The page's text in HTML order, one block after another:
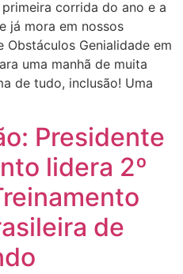
corrida do ano e a
já mora em nossos
Genialidade em
uma manhã de muita
de tudo, inclusão! Uma
Presidente
lidera 2º
de